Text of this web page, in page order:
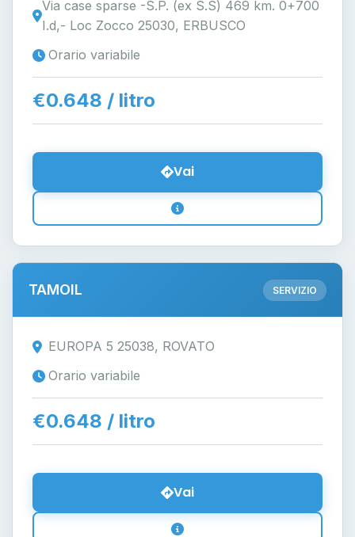
Via case sparse -S.P. (ex S.S) 469 km. 0+700
I.d,- Loc Zocco 25030, ERBUSCO
Orario variabile
€0.648 / litro
Vai
TAMOIL SERVIZIO
EUROPA 5 25038, ROVATO
Orario variabile
€0.648 / litro
Vai